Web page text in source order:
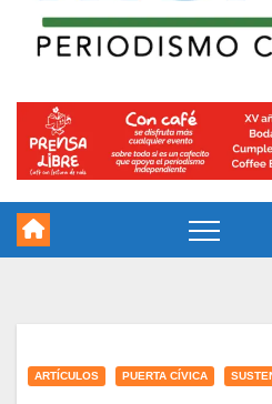
ARTÍCULOS PUERTA CÍVICA